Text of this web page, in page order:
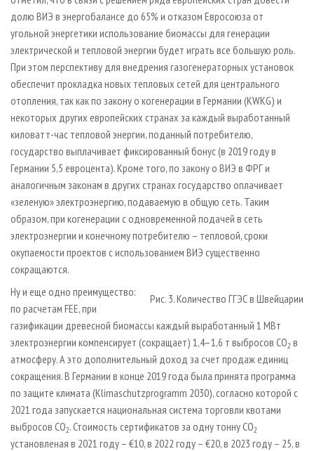
долю ВИЭ в энергобалансе до 65% и отказом Евросоюза от
угольной энергетики использование биомассы для генерации
электрической и тепловой энергии будет играть все большую роль.
При этом перспективу для внедрения газогенераторных установок
обеспечит прокладка новых тепловых сетей для центрального
отопления, так как по закону о когенерации в Германии (KWKG) и
некоторых других европейских странах за каждый выработанный
киловатт-час тепловой энергии, поданный потребителю,
государство выплачивает фиксированный бонус (в 2019 году в
Германии 5,5 евроцента). Кроме того, по закону о ВИЭ в ФРГ и
аналогичным законам в других странах государство оплачивает
«зеленую» электроэнергию, подаваемую в общую сеть. Таким
образом, при когенерации с одновременной подачей в сеть
электроэнергии и конечному потребителю – тепловой, сроки
окупаемости проектов с использованием ВИЭ существенно
сокращаются.
Рис. 3. Количество ГГЭС в Швейцарии
Ну и еще одно преимущество:
по расчетам FEE, при
газификации древесной биомассы каждый выработанный 1 МВт
электроэнергии компенсирует (сокращает) 1,4–1,6 т выбросов СО2 в
атмосферу. А это дополнительный доход за счет продаж единиц
сокращения. В Германии в конце 2019 года была принята программа
по защите климата (Klimaschutzprogramm 2030), согласно которой с
2021 года запускается национальная система торговли квотами
выбросов СО2. Стоимость сертификатов за одну тонну СО2
установленая в 2021 году – €10, в 2022 году – €20, в 2023 году – 25, в